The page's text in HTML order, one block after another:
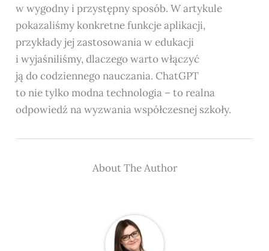
w wygodny i przystępny sposób. W artykule
pokazaliśmy konkretne funkcje aplikacji,
przykłady jej zastosowania w edukacji
i wyjaśniliśmy, dlaczego warto włączyć
ją do codziennego nauczania. ChatGPT
to nie tylko modna technologia – to realna
odpowiedź na wyzwania współczesnej szkoły.
About The Author